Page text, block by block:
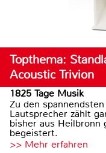
Topthema:
Acoustic Trivion
1825 Tage Musik
Zu den
Lautsprecher zählt
bisher aus Heilbronn
begeistert.
>> Mehr erfahren